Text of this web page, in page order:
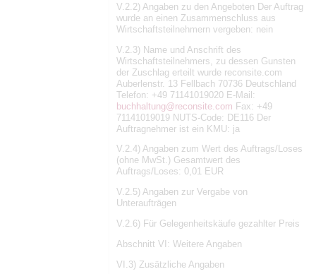
V.2.2) Angaben zu den Angeboten Der Auftrag
wurde an einen Zusammenschluss aus
Wirtschaftsteilnehmern vergeben: nein
V.2.3) Name und Anschrift des
Wirtschaftsteilnehmers, zu dessen Gunsten
der Zuschlag erteilt wurde reconsite.com
Auberlenstr. 13 Fellbach 70736 Deutschland
Telefon: +49 71141019020 E-Mail:
buchhaltung@reconsite.com Fax: +49
71141019019 NUTS-Code: DE116 Der
Auftragnehmer ist ein KMU: ja
V.2.4) Angaben zum Wert des Auftrags/Loses
(ohne MwSt.) Gesamtwert des
Auftrags/Loses: 0,01 EUR
V.2.5) Angaben zur Vergabe von
Unteraufträgen
V.2.6) Für Gelegenheitskäufe gezahlter Preis
Abschnitt VI: Weitere Angaben
VI.3) Zusätzliche Angaben